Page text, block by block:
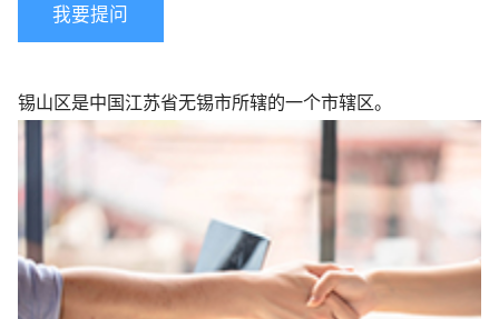
我要提问
锡山区是中国江苏省无锡市所辖的一个市辖区。